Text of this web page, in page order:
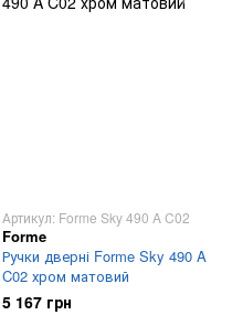
Артикул: Forme Sky 490 A C02
Forme
Ручки дверні Forme Sky 490 A
C02 хром матовий
5 167 грн